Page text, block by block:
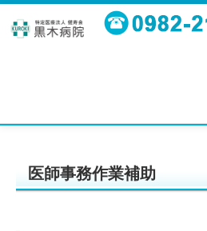
院長あいさつ
医師事務作業補助